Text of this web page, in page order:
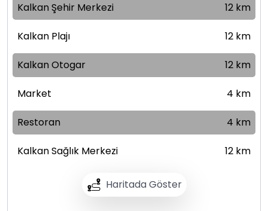
Haritada Göster
Kalkan Şehir Merkezi 12 km
Kalkan Plajı 12 km
Kalkan Otogar 12 km
Market 4 km
Restoran 4 km
Kalkan Sağlık Merkezi 12 km